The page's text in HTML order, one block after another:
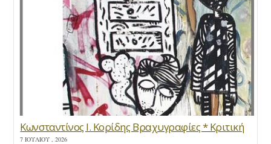
Κωνσταντίνος Ι. Κορίδης Βραχυγραφίες * Κριτική
7 ΙΟΥΛΊΟΥ , 2026